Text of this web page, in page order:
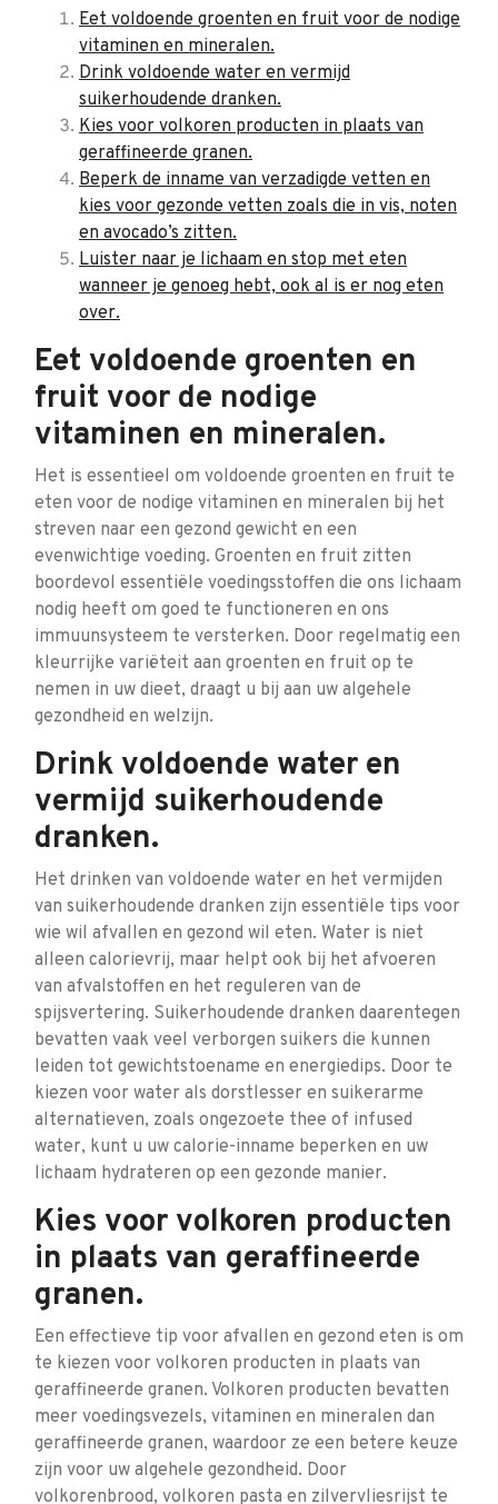
Eet voldoende groenten en fruit voor de nodige
vitaminen en mineralen.
Drink voldoende water en vermijd
suikerhoudende dranken.
Kies voor volkoren producten in plaats van
geraffineerde granen.
Beperk de inname van verzadigde vetten en
kies voor gezonde vetten zoals die in vis, noten
en avocado’s zitten.
Luister naar je lichaam en stop met eten
wanneer je genoeg hebt, ook al is er nog eten
over.
Eet voldoende groenten en
fruit voor de nodige
vitaminen en mineralen.
Het is essentieel om voldoende groenten en fruit te
eten voor de nodige vitaminen en mineralen bij het
streven naar een gezond gewicht en een
evenwichtige voeding. Groenten en fruit zitten
boordevol essentiële voedingsstoffen die ons lichaam
nodig heeft om goed te functioneren en ons
immuunsysteem te versterken. Door regelmatig een
kleurrijke variëteit aan groenten en fruit op te
nemen in uw dieet, draagt u bij aan uw algehele
gezondheid en welzijn.
Drink voldoende water en
vermijd suikerhoudende
dranken.
Het drinken van voldoende water en het vermijden
van suikerhoudende dranken zijn essentiële tips voor
wie wil afvallen en gezond wil eten. Water is niet
alleen calorievrij, maar helpt ook bij het afvoeren
van afvalstoffen en het reguleren van de
spijsvertering. Suikerhoudende dranken daarentegen
bevatten vaak veel verborgen suikers die kunnen
leiden tot gewichtstoename en energiedips. Door te
kiezen voor water als dorstlesser en suikerarme
alternatieven, zoals ongezoete thee of infused
water, kunt u uw calorie-inname beperken en uw
lichaam hydrateren op een gezonde manier.
Kies voor volkoren producten
in plaats van geraffineerde
granen.
Een effectieve tip voor afvallen en gezond eten is om
te kiezen voor volkoren producten in plaats van
geraffineerde granen. Volkoren producten bevatten
meer voedingsvezels, vitaminen en mineralen dan
geraffineerde granen, waardoor ze een betere keuze
zijn voor uw algehele gezondheid. Door
volkorenbrood, volkoren pasta en zilvervliesrijst te